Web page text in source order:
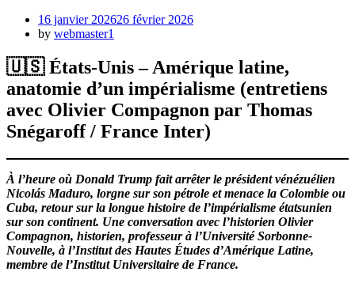
Posted
on
16 janvier 202626 février 2026
by webmaster1
🇺🇸 États-Unis – Amérique latine,
anatomie d’un impérialisme (entretiens
avec Olivier Compagnon par Thomas
Snégaroff / France Inter)
À l’heure où Donald Trump fait arrêter le président vénézuélien
Nicolás Maduro, lorgne sur son pétrole et menace la Colombie ou
Cuba, retour sur la longue histoire de l’impérialisme étatsunien
sur son continent. Une conversation avec l’historien Olivier
Compagnon, historien, professeur à l’Université Sorbonne-
Nouvelle, à l’Institut des Hautes Études d’Amérique Latine,
membre de l’Institut Universitaire de France.